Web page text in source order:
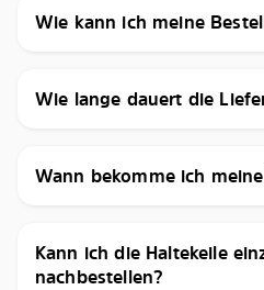
Wie kann ich meine
Wie lange dauert die
Wann bekomme ich
Kann ich die Haltekeile
nachbestellen?